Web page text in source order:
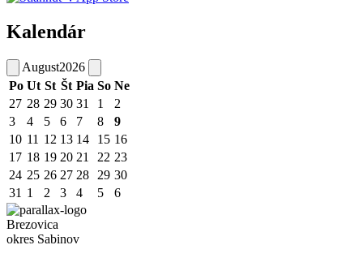
Kalendár
August2026
Po Ut St Št Pia So Ne
27 28 29 30 31 1
2
3
4 5 6 7 8
9
10 11 12 13 14 15 16
17 18 19 20 21 22 23
24 25 26 27 28 29 30
31 1 2 3 4 5 6
Brezovica
okres Sabinov